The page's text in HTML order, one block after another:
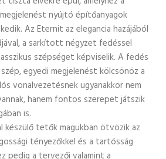
nyújtó építőanyagok
Az Eternit az elegancia hazájából
a sarkított négyzet fedéssel
szépséget képviselik. A fedés
egyedi megjelenést kölcsönöz a
vonalvezetésnek ugyanakkor nem
hanem fontos szerepet játszik
is.
készülő tetők magukban ötvözik az
tényezőkkel és a tartósság
pedig a tervezői valamint a